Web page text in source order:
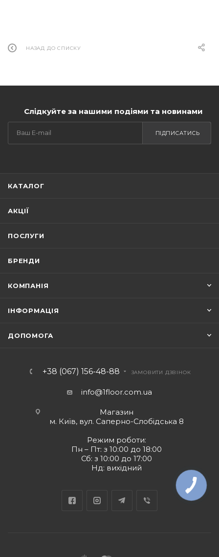
НАЗАД ДО СПИСКУ
Слідкуйте за нашими подіями та новинами
ПІДПИСАТИСЬ
КАТАЛОГ
АКЦІЇ
ПОСЛУГИ
БРЕНДИ
КОМПАНІЯ
ІНФОРМАЦІЯ
ДОПОМОГА
+38 (067) 156-48-88 ЗАМОВИТИ ДЗВІНОК
info@1floor.com.ua
Магазин
м. Київ, вул. Саперно-Слобідська 8
Режим роботи:
Пн – Пт: з 10:00 до 18:00
Сб: з 10:00 до 17:00
Нд: вихідний